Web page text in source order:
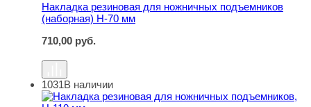
Накладка резиновая для ножничных подъемников
(наборная) Н-70 мм
710,00 руб.
Накладка резиновая для ножничных подъемников, Н-
1031В наличии